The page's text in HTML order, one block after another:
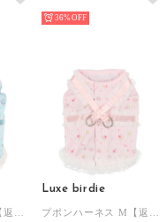
36%
Luxe birdie